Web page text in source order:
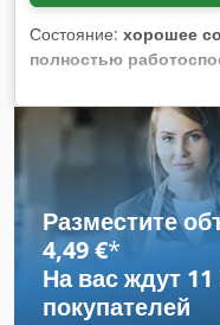
Состояние: хорошее
полностью
режиме ST 60: 50 мм. 8
мин. Двигатель
при сверлении: 0,1 /
(приблизительно):
(измерено без учета
Конус Морзе: MK 5.
Разместите
4,49 €*
На вас ждут
покупателей